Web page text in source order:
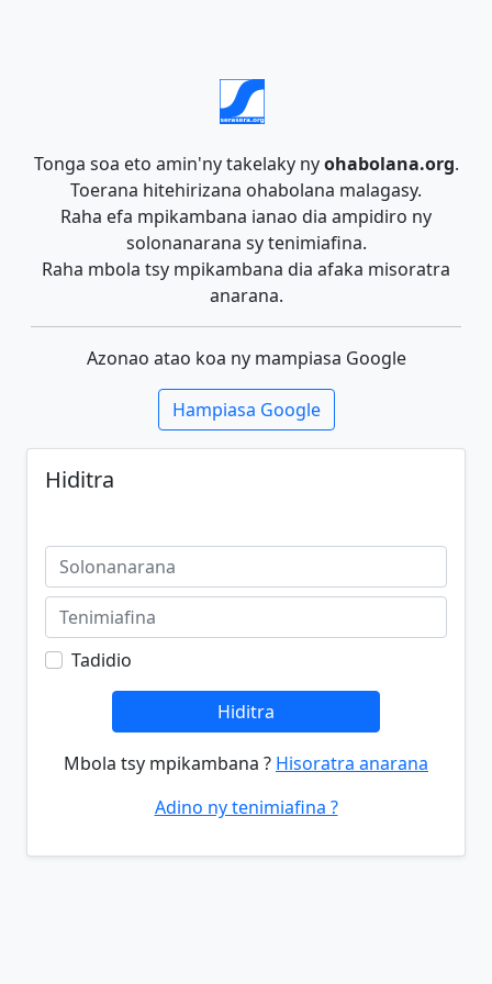
Tonga soa eto amin'ny takelaky nyohabolana.org.
Toerana hitehirizana ohabolana malagasy.
Raha efa mpikambana ianao dia ampidiro ny
solonanarana sy tenimiafina.
Raha mbola tsy mpikambana dia afaka misoratra
anarana.
Azonao atao koa ny mampiasa Google
Hampiasa Google
Hiditra
Tadidio
Hiditra
Mbola tsy mpikambana ? Hisoratra anarana
Adino ny tenimiafina ?